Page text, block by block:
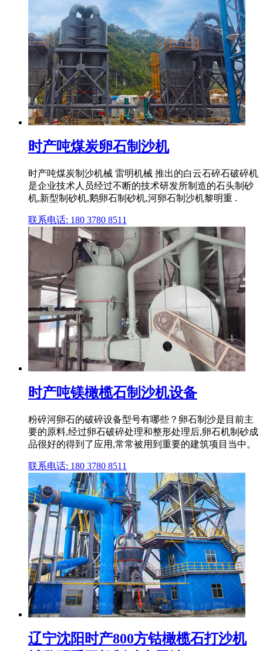
时产吨煤炭卵石制沙机
时产吨煤炭制沙机械 雷明机械 推出的白云石碎石破碎机
是企业技术人员经过不断的技术研发所制造的石头制砂
机,新型制砂机,鹅卵石制砂机,河卵石制沙机黎明重 .
联系电话: 180 3780 8511
时产吨镁橄榄石制沙机设备
粉碎河卵石的破碎设备型号有哪些？卵石制沙是目前主
要的原料,经过卵石破碎处理和整形处理后,卵石机制砂成
品很好的得到了应用,常常被用到重要的建筑项目当中。
联系电话: 180 3780 8511
辽宁沈阳时产800方钴橄榄石打沙机